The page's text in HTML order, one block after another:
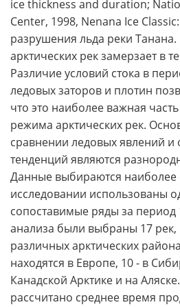
ice thickness and duration;
Center, 1998, Nenana Ice
разрушения льда реки Танана.
арктических рек замерзает в
Различие условий стока в
ледовых заторов и плотин
что это наиболее важная
режима арктических рек.
сравнении ледовых явлений и
тенденций являются
Данные выбираются наиболее
исследовании использованы
сопоставимые ряды за период
анализа были выбраны 17
различных арктических
находятся в Европе, 10 - в
Канадской Арктике и на
рассчитано среднее время